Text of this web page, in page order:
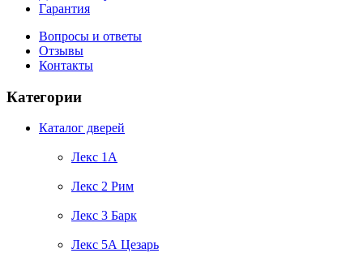
Гарантия
Вопросы и ответы
Отзывы
Контакты
Категории
Каталог дверей
Лекс 1А
Лекс 2 Рим
Лекс 3 Барк
Лекс 5А Цезарь